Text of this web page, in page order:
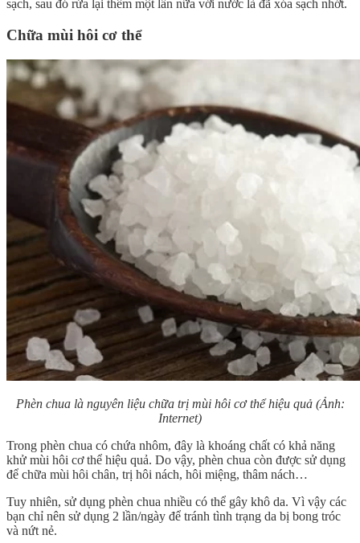
sạch, sau đó rửa lại thêm một lần nữa với nước là đã xóa sạch nhớt.
Chữa mùi hôi cơ thể
Phèn chua là nguyên liệu chữa trị mùi hôi cơ thể hiệu quả (Ảnh:
Internet)
Trong phèn chua có chứa nhôm, đây là khoáng chất có khả năng
khử mùi hôi cơ thể hiệu quả. Do vậy, phèn chua còn được sử dụng
để chữa mùi hôi chân, trị hôi nách, hôi miệng, thâm nách…
Tuy nhiên, sử dụng phèn chua nhiều có thể gây khô da. Vì vậy các
bạn chỉ nên sử dụng 2 lần/ngày để tránh tình trạng da bị bong tróc
và nứt nẻ.